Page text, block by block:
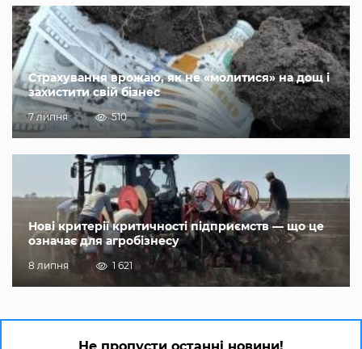
Страхування врожаю, як не «молитися» на дощ і
захистити свій бізнес
7 липня 510
Нові критерії критичності підприємств — що це
означає для агробізнесу
8 липня 1 621